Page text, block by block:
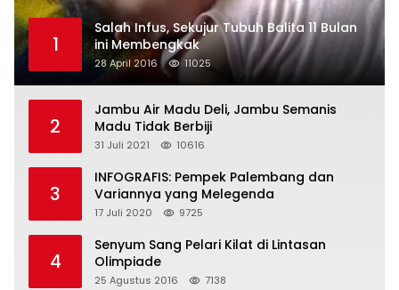
1
Salah Infus, Sekujur Tubuh Balita 11 Bulan
ini Membengkak
28 April 2016 11025
2
Jambu Air Madu Deli, Jambu Semanis
Madu Tidak Berbiji
31 Juli 2021 10616
3
INFOGRAFIS: Pempek Palembang dan
Variannya yang Melegenda
17 Juli 2020 9725
4
Senyum Sang Pelari Kilat di Lintasan
Olimpiade
25 Agustus 2016 7138